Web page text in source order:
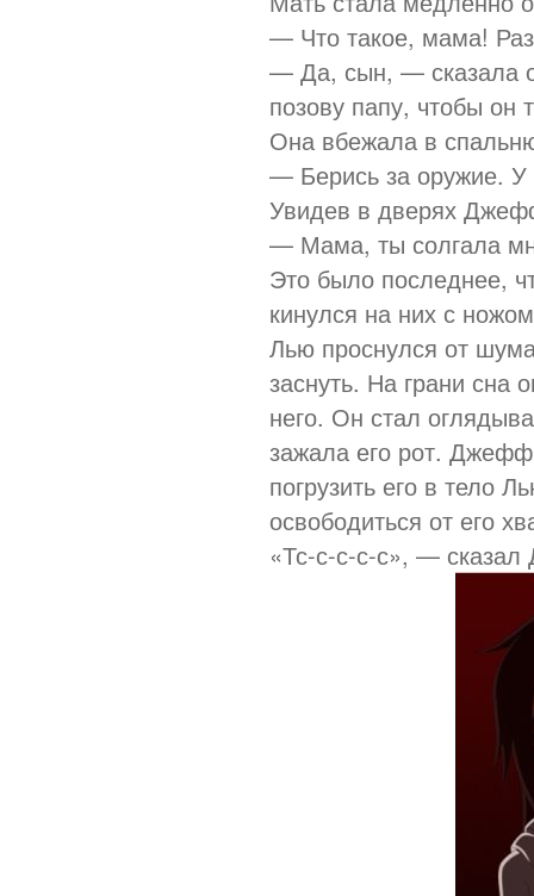
— Что такое, мама!
— Да, сын, — сказала
позову папу, чтобы он
Она вбежала в
— Берись за оружие. У
Увидев в дверях
— Мама, ты солгала
Это было последнее,
кинулся на них с
Лью проснулся от
заснуть. На грани сна
него. Он стал
зажала его рот.
погрузить его в тело
освободиться от его
«Тс-с-с-с-с», —